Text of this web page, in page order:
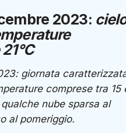
2023:
giornata
comprese tra 15
nube sparsa al
al pomeriggio.